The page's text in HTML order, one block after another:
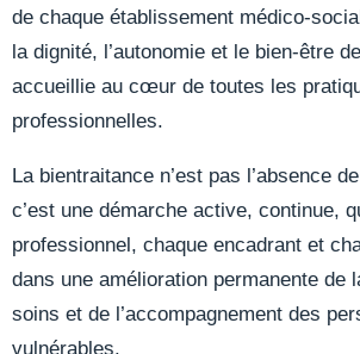
de chaque établissement médico-
la dignité, l’autonomie et le bien-être
accueillie au cœur de toutes les
professionnelles.
La bientraitance n’est pas l’absence
c’est une démarche active, continue,
professionnel, chaque encadrant et
dans une amélioration permanente de
soins et de l’accompagnement des
vulnérables.